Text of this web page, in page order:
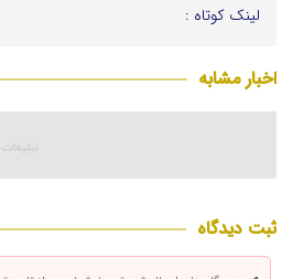
لینک کوتاه :
اخبار مشابه
ثبت دیدگاه